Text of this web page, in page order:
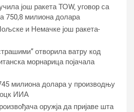
још ракета ТОW, уговор са
750,8 милиона долара
и Немачке још ракета-
отворила ватру код
морнарица појачала
милиона долара у производњу
ИИА
оружја да пријаве шта